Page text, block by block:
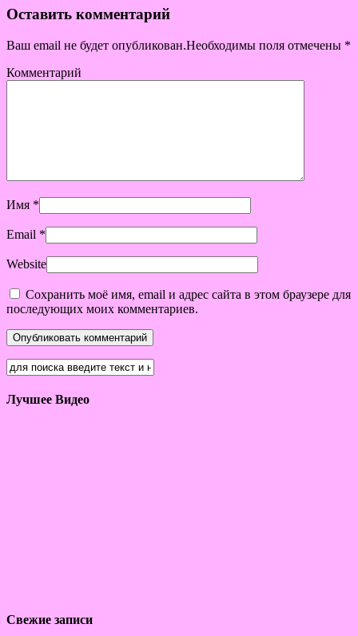
Оставить комментарий
Ваш email не будет опубликован.Необходимы поля отмечены *
Комментарий
Имя *
Email *
Website
Сохранить моё имя, email и адрес сайта в этом браузере для
последующих моих комментариев.
Лучшее Видео
Свежие записи